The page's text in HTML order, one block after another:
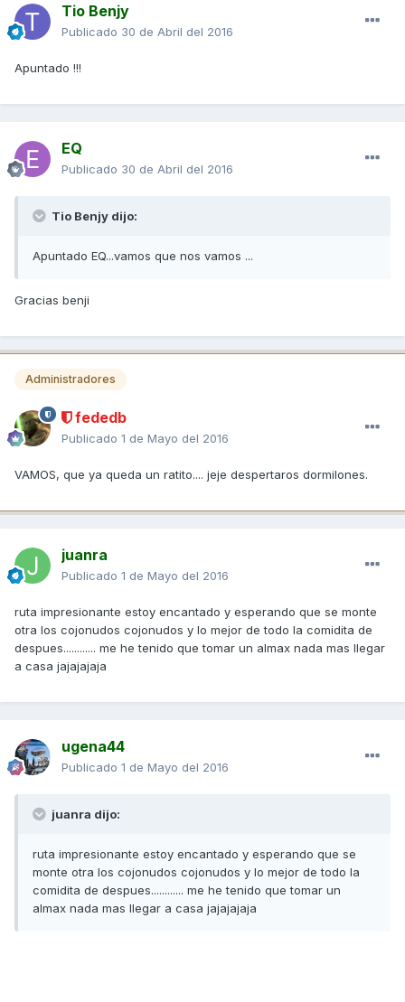
Tio Benjy
Publicado 30 de Abril del 2016
Apuntado !!!
EQ
Publicado 30 de Abril del 2016
Tio Benjy dijo:
Apuntado EQ...vamos que nos vamos ...
Gracias benji
Administradores
fededb
Publicado 1 de Mayo del 2016
VAMOS, que ya queda un ratito.... jeje despertaros dormilones.
juanra
Publicado 1 de Mayo del 2016
ruta impresionante estoy encantado y esperando que se monte
otra los cojonudos cojonudos y lo mejor de todo la comidita de
despues............ me he tenido que tomar un almax nada mas llegar
a casa jajajajaja
ugena44
Publicado 1 de Mayo del 2016
juanra dijo:
ruta impresionante estoy encantado y esperando que se
monte otra los cojonudos cojonudos y lo mejor de todo la
comidita de despues............ me he tenido que tomar un
almax nada mas llegar a casa jajajajaja